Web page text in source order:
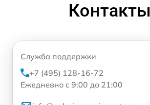
Контакты
Служба поддержки
+7 (495) 128-16-72
Ежедневно с 9:00 до 21:00